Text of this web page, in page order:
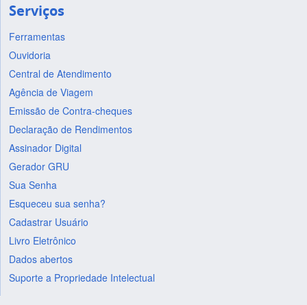
Serviços
Ferramentas
Ouvidoria
Central de Atendimento
Agência de Viagem
Emissão de Contra-cheques
Declaração de Rendimentos
Assinador Digital
Gerador GRU
Sua Senha
Esqueceu sua senha?
Cadastrar Usuário
Livro Eletrônico
Dados abertos
Suporte a Propriedade Intelectual